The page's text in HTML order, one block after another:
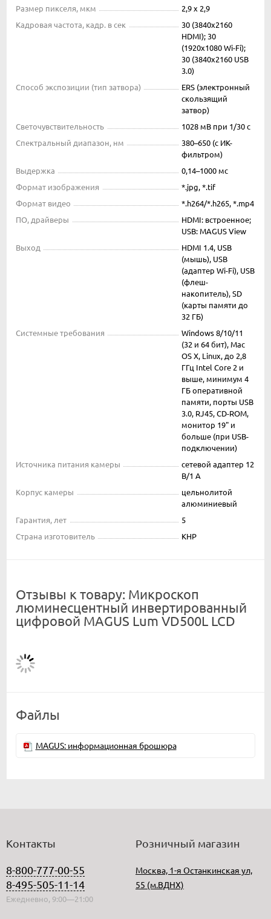
Размер пикселя, мкм
2,9 x 2,9
Кадровая частота, кадр. в сек
30 (3840х2160
HDMI); 30
(1920х1080 Wi-Fi);
30 (3840х2160 USB
3.0)
Способ экспозиции (тип затвора)
ERS (электронный
скользящий
затвор)
Светочувствительность
1028 мВ при 1/30 с
Спектральный диапазон, нм
380–650 (с ИК-
фильтром)
Выдержка
0,14–1000 мс
Формат изображения
*.jpg, *.tif
Формат видео
*.h264/*.h265, *.mp4
ПО, драйверы
HDMI: встроенное;
USB: MAGUS View
Выход
HDMI 1.4, USB
(мышь), USB
(адаптер Wi-Fi), USB
(флеш-
накопитель), SD
(карты памяти до
32 ГБ)
Системные требования
Windows 8/10/11
(32 и 64 бит), Mac
OS X, Linux, до 2,8
ГГц Intel Core 2 и
выше, минимум 4
ГБ оперативной
памяти, порты USB
3.0, RJ45, CD-ROM,
монитор 19" и
больше (при USB-
подключении)
Источника питания камеры
сетевой адаптер 12
В/1 А
Корпус камеры
цельнолитой
алюминиевый
Гарантия, лет
5
Страна изготовитель
КНР
Отзывы к товару: Микроскоп
люминесцентный инвертированный
цифровой MAGUS Lum VD500L LCD
Файлы
MAGUS: информационная брошюра
Контакты
8-800-777-00-55
8-495-505-11-14
Ежедневно, 9:00—21:00
Розничный магазин
Москва, 1-я Останкинская ул,
55 (м.ВДНХ)